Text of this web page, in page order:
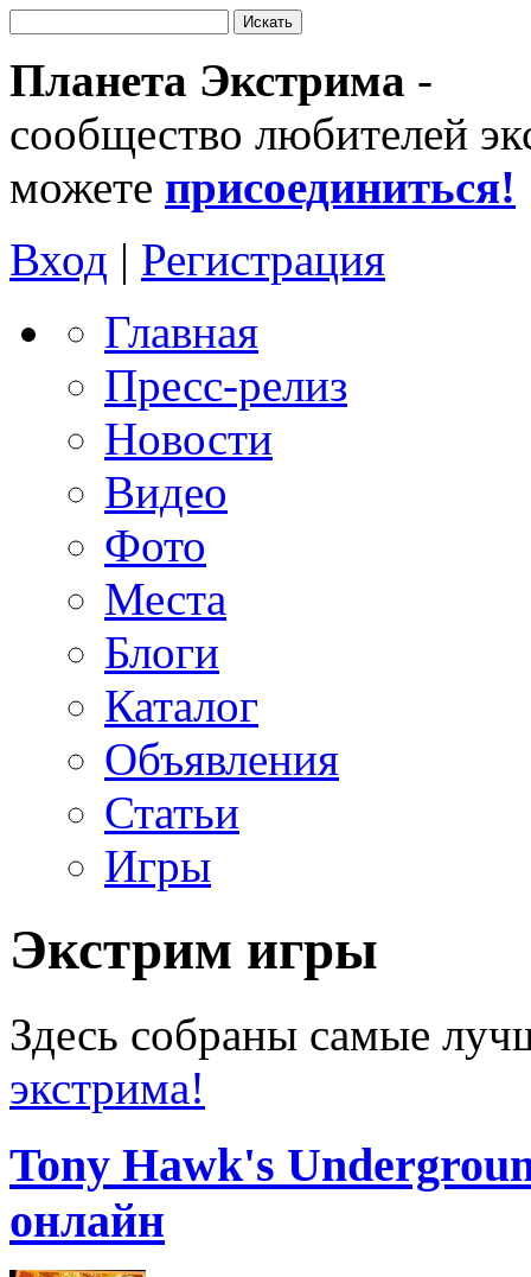
Планета Экстрима -
сообщество любителей
можете присоединиться!
Вход | Регистрация
Главная
Пресс-релиз
Новости
Видео
Фото
Места
Блоги
Каталог
Объявления
Статьи
Игры
Экстрим игры
Здесь собраны самые
экстрима!
Tony Hawk's
онлайн